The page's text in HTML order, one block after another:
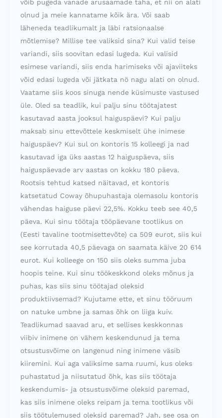
võib pugeda vanade arusaamade taha, et nii on alati
olnud ja meie kannatame kõik ära. Või saab
läheneda teadlikumalt ja läbi ratsionaalse
mõtlemise? Millise tee valiksid sina? Kui valid teise
variandi, siis soovitan edasi lugeda. Kui valisid
esimese variandi, siis enda harimiseks või ajaviiteks
võid edasi lugeda või jätkata nö nagu alati on olnud.
Vaatame siis koos sinuga nende küsimuste vastused
üle. Oled sa teadlik, kui palju sinu töötajatest
kasutavad aasta jooksul haiguspäevi? Kui palju
maksab sinu ettevõttele keskmiselt ühe inimese
haiguspäev? Kui sul on kontoris 15 kolleegi ja nad
kasutavad iga üks aastas 12 haiguspäeva, siis
haiguspäevade arv aastas on kokku 180 päeva.
Rootsis tehtud katsed näitavad, et kontoris
katsetatud Coway õhupuhastaja olemasolu kontoris
vähendas haiguse päevi 22,5%. Kokku teeb see 40,5
päeva. Kui sinu töötaja tööpäevane tootlikus on
(Eesti tavaline tootmisettevõte) ca 509 eurot, siis kui
see korrutada 40,5 päevaga on saamata käive 20 614
eurot. Kui kolleege on 150 siis oleks summa juba
hoopis teine. Kui sinu töökeskkond oleks mõnus ja
puhas, kas siis sinu töötajad oleksid
produktiivsemad? Kujutame ette, et sinu tööruum
on natuke umbne ja samas õhk on liiga kuiv.
Teadlikumad saavad aru, et sellises keskkonnas
viibiv inimene on vähem keskendunud ja tema
otsustusvõime on langenud ning inimene väsib
kiiremini. Kui aga valiksime sama ruumi, kus oleks
puhastatud ja niisutatud õhk, kas siis töötaja
keskendumis- ja otsustusvõime oleksid paremad,
kas siis inimene oleks reipam ja tema tootlikus või
siis töötulemused oleksid paremad? Jah, see osa on